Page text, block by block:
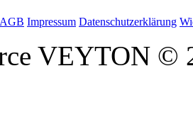
AGB Impressum Datenschutzerklärung
VEYTON ©